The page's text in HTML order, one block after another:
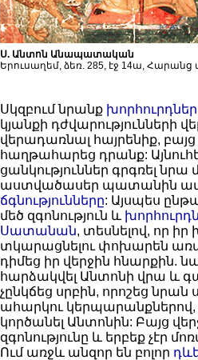
Ս. Անտոն Անապատական
Երուսաղեմ, ձեռ. 285, էջ 14ա,
Սկզբում նրանք խորհուրդներ
կյանքի դժվարությունների
վերադառնալ հայրենիք,
հաղթահարեց դրանք:
ցանկություններ գրգռել
աստվածասեր պատանին
ճգնությունները: Այսպես
մեծ զգոնություն և
Սատանան, տեսնելով, որ
տկարացնելու փոխարեն
դիմեց իր վերջին հնարքին.
հարձակվել Անտոնի վրա և
չընկճեց սրբին, որոշեց
ահարկու կերպարանքներով,
կործանել Անտոնին: Բայց
զգոնությունը և երբեք չէր
Ում առջև անզոր են բոլոր